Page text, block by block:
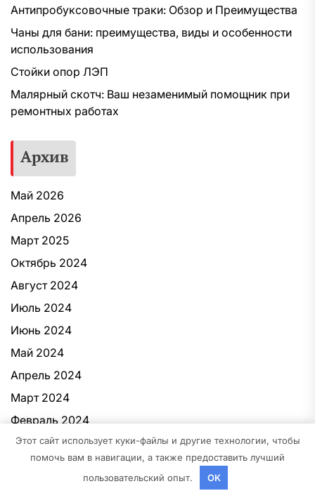
Антипробуксовочные траки: Обзор и Преимущества
Чаны для бани: преимущества, виды и особенности
использования
Стойки опор ЛЭП
Малярный скотч: Ваш незаменимый помощник при
ремонтных работах
Архив
Май 2026
Апрель 2026
Март 2025
Октябрь 2024
Август 2024
Июль 2024
Июнь 2024
Май 2024
Апрель 2024
Март 2024
Февраль 2024
Январь 2024
Декабрь 2023
Этот сайт использует куки-файлы и другие технологии, чтобы
помочь вам в навигации, а также предоставить лучший
пользовательский опыт.
OK